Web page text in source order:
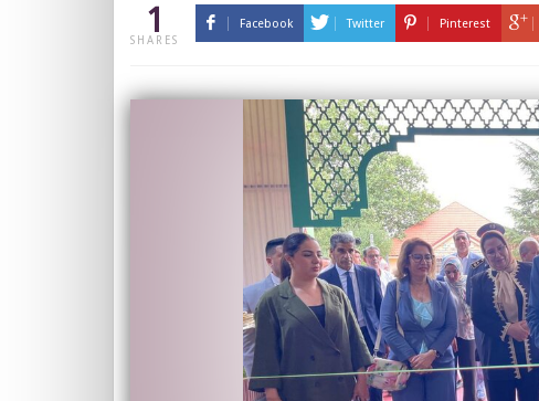
1
SHARES
Facebook Twitter Pinterest